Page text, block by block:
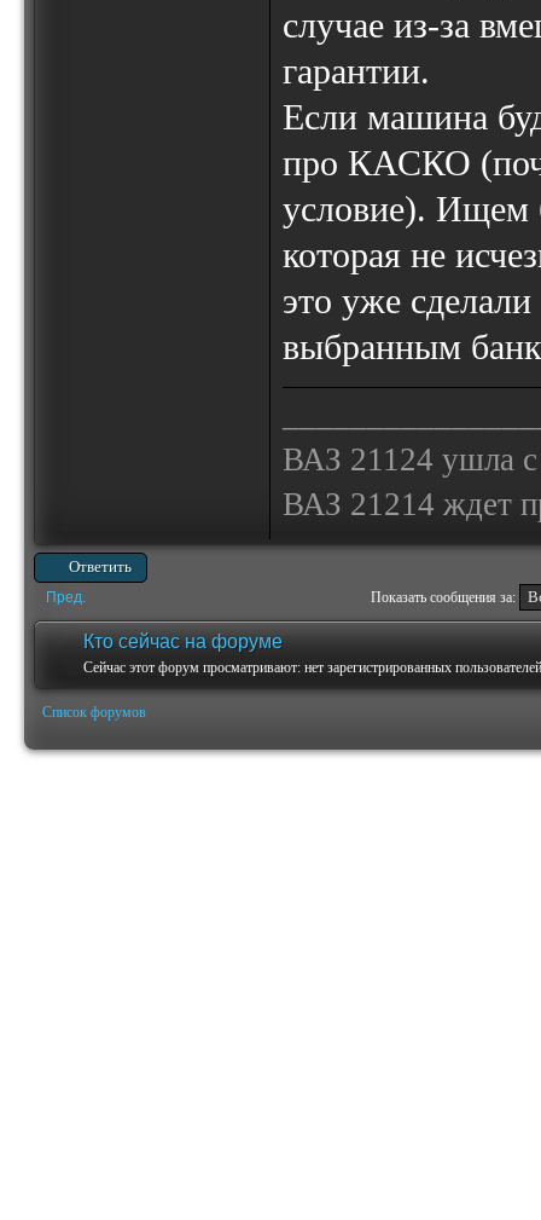
случае из-за
гарантии.
Если машина
про КАСКО
условие). Ищем
которая не
это уже
выбранным
ВАЗ 21124 ушла
ВАЗ 21214 ждет
Ответить
Пред. Показать сообщения за:
Кто сейчас на форуме
Сейчас этот форум просматривают: нет зарегистрированных
Список форумов